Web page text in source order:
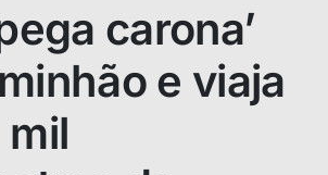
carona’
e viaja